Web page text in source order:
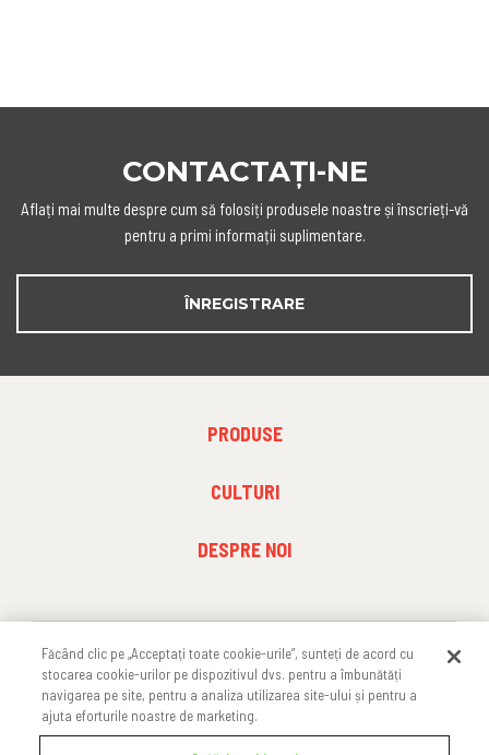
CONTACTAȚI-NE
Aflați mai multe despre cum să folosiți produsele noastre și înscrieți-vă
pentru a primi informații suplimentare.
ÎNREGISTRARE
PRODUSE
CULTURI
DESPRE NOI
URMĂREȘTE-NE
Făcând clic pe „Acceptați toate cookie-urile”, sunteți de acord cu
stocarea cookie-urilor pe dispozitivul dvs. pentru a îmbunătăți
navigarea pe site, pentru a analiza utilizarea site-ului și pentru a
ajuta eforturile noastre de marketing.